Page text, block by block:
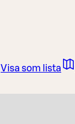
Visa som lista